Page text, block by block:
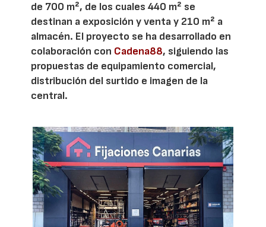
de 700 m², de los cuales 440 m² se
destinan a exposición y venta y 210 m² a
almacén. El proyecto se ha desarrollado en
colaboración con Cadena88, siguiendo las
propuestas de equipamiento comercial,
distribución del surtido e imagen de la
central.